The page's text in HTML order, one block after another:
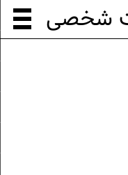
شخصی